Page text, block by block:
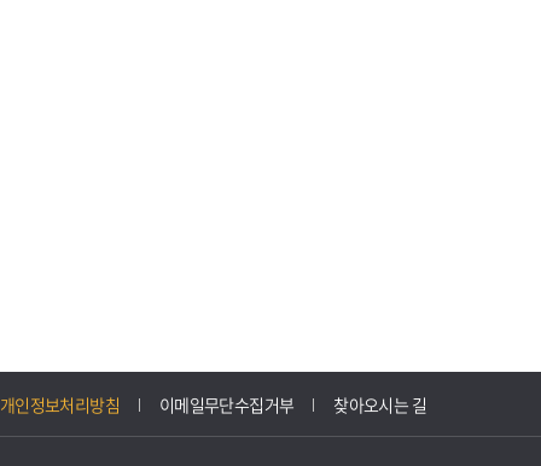
개인정보처리방침 이메일무단수집거부 찾아오시는 길